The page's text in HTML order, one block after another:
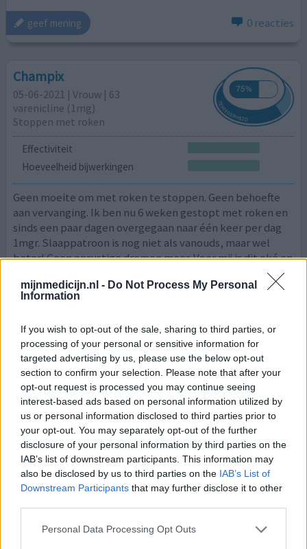
mijnmedicijn.nl - Do Not Process My Personal
Information
If you wish to opt-out of the sale, sharing to third parties, or
processing of your personal or sensitive information for
targeted advertising by us, please use the below opt-out
section to confirm your selection. Please note that after your
opt-out request is processed you may continue seeing
interest-based ads based on personal information utilized by
us or personal information disclosed to third parties prior to
your opt-out. You may separately opt-out of the further
disclosure of your personal information by third parties on the
IAB’s list of downstream participants. This information may
also be disclosed by us to third parties on the IAB’s List of
Downstream Participants that may further disclose it to other
Personal Data Processing Opt Outs
geef mening 0 reacties
Champix
05-06-2021 | Vrouw | 63
varenicline (1mg)
Stoppen met roken
Effectiviteit
Hoeveelheid bijwerkingen
Geen moeite om met roken te stoppen. Geen behoefte
aan vervanging. Ik ben nu 6 weken gestopt met roken en
sinds een paar dagen overgegaan naar één keer per dag
1mgr. Slaappatroon is nog niet als vanouds, maar wel
beter! Geen onrustige dromen meer. Voor mij is dit oké en
roken. Als ik eerder op de hoogte was van dit mid[lees
meer...]
geef mening 0 reacties
Champix
30-05-2021 | Vrouw | 50
varenicline (1mg)
Stoppen met roken
Effectiviteit
Hoeveelheid bijwerkingen
Mijn partner heeft ook een beroerte gehad precies 17
dagen na gebruik van champix.